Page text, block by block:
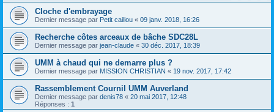
Cloche d'embrayage
Dernier message par Petit caillou « 09 janv. 2018, 16:26
Recherche côtes arceaux de bâche SDC28L
Dernier message par jean-claude « 30 déc. 2017, 18:39
UMM à chaud qui ne demarre plus ?
Dernier message par MISSION CHRISTIAN « 19 nov. 2017, 17:42
Rassemblement Cournil UMM Auverland
Dernier message par denis78 « 20 mai 2017, 12:48
Réponses : 1